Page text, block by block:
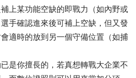
上某功能空缺的即戰力（如內野或
手確認進來後可補上空缺，但又發
適時的放到另一個守備位置（如捕
是你擅長的，若真想轉戰大企業不